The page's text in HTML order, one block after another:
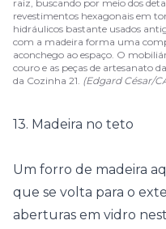
raiz, buscando por meio dos
revestimentos hexagonais em
hidráulicos bastante usados
com a madeira forma uma
aconchego ao espaço. O
couro e as peças de artesanato
da Cozinha 21. (Edgard César/
13. Madeira no teto
Um forro de madeira
que se volta para o
aberturas em vidro